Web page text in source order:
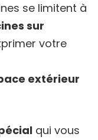
se limitent à
sur
votre
extérieur
qui vous